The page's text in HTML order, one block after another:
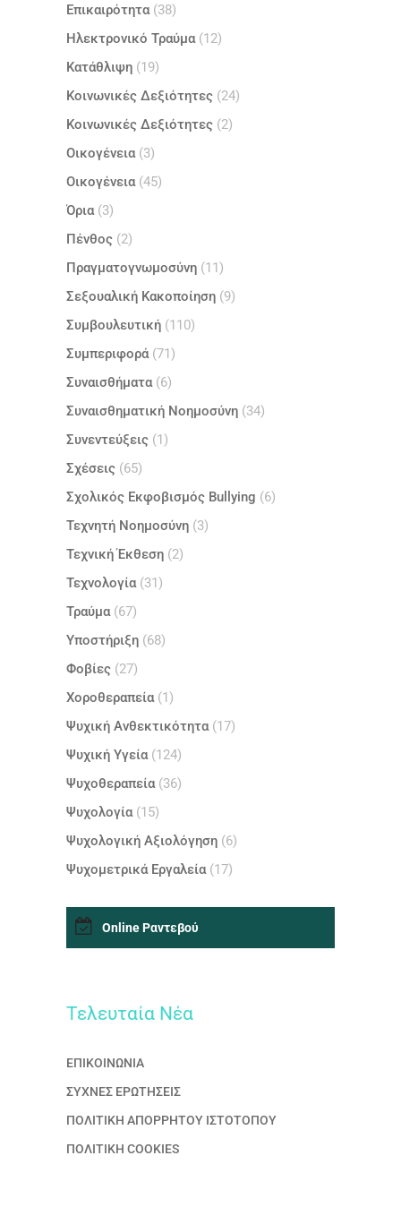
Επικαιρότητα(38)
Ηλεκτρονικό Τραύμα(12)
Κατάθλιψη (19)
Κοινωνικές Δεξιότητες (24)
Κοινωνικές Δεξιότητες (2)
Οικογένεια(3)
Οικογένεια(45)
Όρια(3)
Πένθος (2)
Πραγματογνωμοσύνη (11)
Σεξουαλική Κακοποίηση (9)
Συμβουλευτική (110)
Συμπεριφορά(71)
Συναισθήματα(6)
Συναισθηματική Νοημοσύνη (34)
Συνεντεύξεις (1)
Σχέσεις (65)
Σχολικός Εκφοβισμός Bullying (6)
Τεχνητή Νοημοσύνη (3)
Τεχνική Έκθεση (2)
Τεχνολογία(31)
Τραύμα(67)
Υποστήριξη (68)
Φοβίες (27)
Χοροθεραπεία(1)
Ψυχική Ανθεκτικότητα(17)
Ψυχική Υγεία(124)
Ψυχοθεραπεία(36)
Ψυχολογία(15)
Ψυχολογική Αξιολόγηση (6)
Ψυχομετρικά Εργαλεία(17)
Online Ραντεβού
Τελευταία Nέα
ΕΠΙΚΟΙΝΩΝΙΑ
ΣΥΧΝΕΣ ΕΡΩΤΗΣΕΙΣ
ΠΟΛΙΤΙΚΗ ΑΠΟΡΡΗΤΟΥ ΙΣΤΟΤΟΠΟΥ
ΠΟΛΙΤΙΚΗ COOKIES